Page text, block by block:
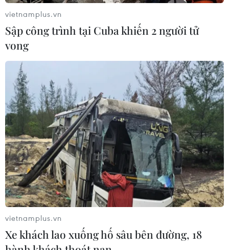
TIN CÙNG CHUYÊN MỤC
vietnamplus.vn
Sập công trình tại Cuba khiến 2 người tử
vong
vietnamplus.vn
Xe khách lao xuống hố sâu bên đường, 18